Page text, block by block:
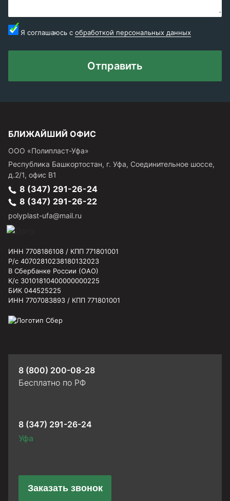
Я соглашаюсь с обработкой персональных данных
Отправить
БЛИЖАЙШИЙ ОФИС
ООО «Полипласт-Уфа»
Республика Башкортостан, г. Уфа, Соединительное шоссе,
д.2/1, офис В1
8 (347) 291-26-24
8 (347) 291-26-22
polyplast-ufa@mail.ru
ИНН 7708186108 / КПП 771801001
Р/с 40702810238180132023
В Сбербанке России (ОАО)
К/с 30101810400000000225
БИК 044525225
ИНН 7707083893 / КПП 771801001
8 (800) 200-08-28
Бесплатно по РФ
8 (347) 291-26-24
Уфа
Заказать звонок